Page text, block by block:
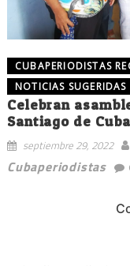
CUBAPERIODISTAS
NOTICIAS SUGERIDAS
Celebran
Santiago de
septiembre 29, 2022
Cubaperiodistas